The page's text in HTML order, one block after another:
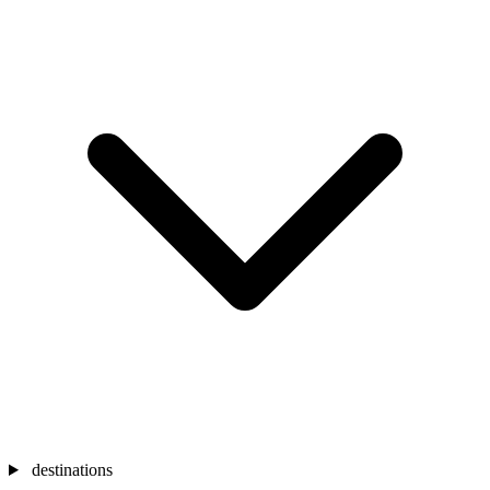
destinations